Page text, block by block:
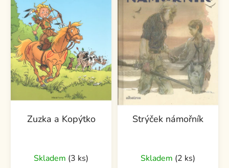
Zuzka a Kopýtko
Skladem (3 ks)
Strýček námořník
Skladem (2 ks)